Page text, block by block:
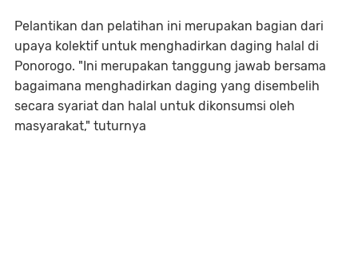
Pelantikan dan pelatihan ini merupakan bagian dari
upaya kolektif untuk menghadirkan daging halal di
Ponorogo. "Ini merupakan tanggung jawab bersama
bagaimana menghadirkan daging yang disembelih
secara syariat dan halal untuk dikonsumsi oleh
masyarakat," tuturnya